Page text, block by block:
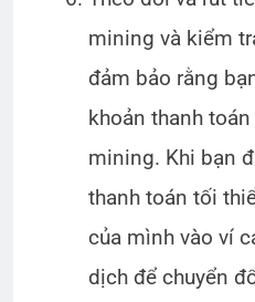
mining và kiểm
đảm bảo rằng
khoản thanh
mining. Khi bạn
thanh toán tối
của mình vào ví
dịch để chuyển